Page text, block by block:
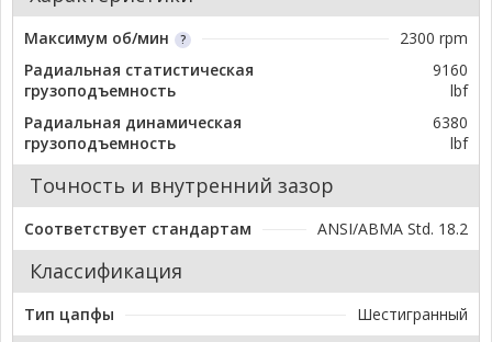
Максимум об/мин
2300 rpm
Радиальная статистическая
грузоподъемность
9160
lbf
Радиальная динамическая
грузоподъемность
6380
lbf
Точность и внутренний зазор
Соответствует стандартам ANSI/ABMA Std. 18.2
Классификация
Тип цапфы Шестигранный